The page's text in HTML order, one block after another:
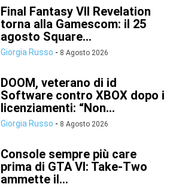
Final Fantasy VII Revelation
torna alla Gamescom: il 25
agosto Square...
Giorgia Russo - 8 Agosto 2026
DOOM, veterano di id
Software contro XBOX dopo i
licenziamenti: “Non...
Giorgia Russo - 8 Agosto 2026
Console sempre più care
prima di GTA VI: Take-Two
ammette il...